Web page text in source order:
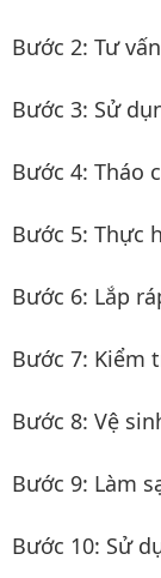
Bước 2: Tư
Bước 3: Sử
Bước 4: Tháo
Bước 5: Thực
Bước 6: Lắp
Bước 7: Kiểm
Bước 8: Vệ
Bước 9: Làm
Bước 10: Sử